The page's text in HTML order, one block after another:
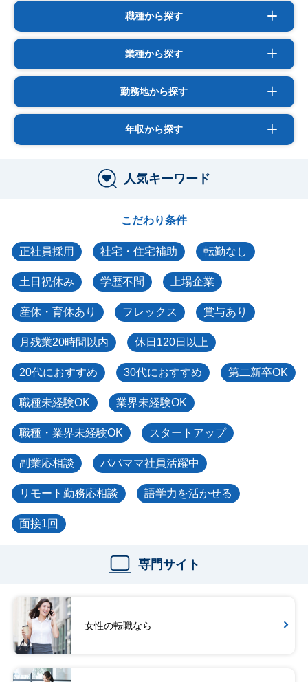
職種から探す
業種から探す
勤務地から探す
年収から探す
人気キーワード
こだわり条件
正社員採用 社宅・住宅補助 転勤なし
土日祝休み 学歴不問 上場企業
産休・育休あり フレックス 賞与あり
月残業20時間以内 休日120日以上
20代におすすめ 30代におすすめ 第二新卒OK
職種未経験OK 業界未経験OK
職種・業界未経験OK スタートアップ
副業応相談 パパママ社員活躍中
リモート勤務応相談 語学力を活かせる
面接1回
専門サイト
女性の転職なら